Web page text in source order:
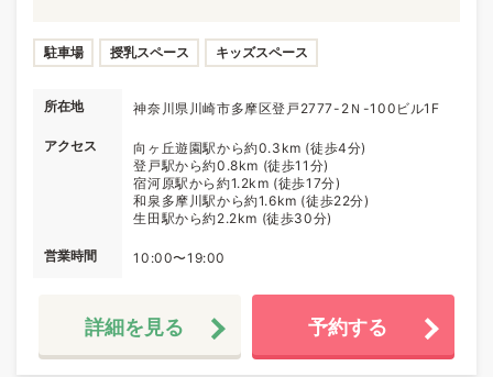
駐車場 授乳スペース キッズスペース
所在地 神奈川県川崎市多摩区登戸2777-2Ｎ-100ビル1F
アクセス
向ヶ丘遊園駅から約0.3km (徒歩4分)
登戸駅から約0.8km (徒歩11分)
宿河原駅から約1.2km (徒歩17分)
和泉多摩川駅から約1.6km (徒歩22分)
生田駅から約2.2km (徒歩30分)
営業時間 10:00〜19:00
詳細を見る 予約する